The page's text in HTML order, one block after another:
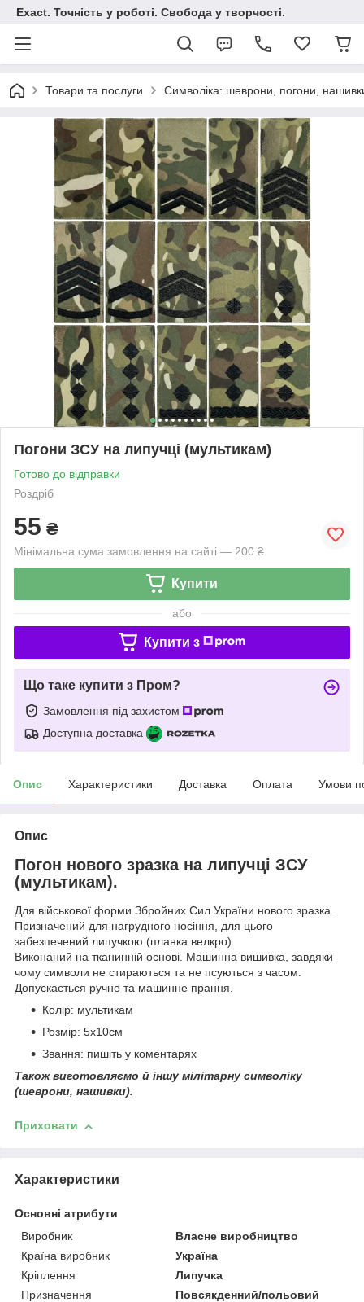
Exact. Точність у роботі. Свобода у творчості.
Товари та послуги Символіка: шеврони, погони,
Погони ЗСУ на липучці (мультикам)
Готово до відправки
Роздріб
55 ₴
Мінімальна сума замовлення на сайті — 200 ₴
Купити
або
Купити з
Що таке купити з Пром?
Замовлення під захистом
Доступна доставка
Опис Характеристики Доставка Оплата Умови
Опис
Погон нового зразка на липучці ЗСУ
(мультикам).
Для військової форми Збройних Сил України нового зразка.
Призначений для нагрудного носіння, для цього
забезпечений липучкою (планка велкро).
Виконаний на тканинній основі. Машинна вишивка, завдяки
чому символи не стираються та не псуються з часом.
Допускається ручне та машинне прання.
Колір: мультикам
Розмір: 5х10см
Звання: пишіть у коментарях
Також виготовляємо й іншу мілітарну символіку
(шеврони, нашивки).
Приховати
Характеристики
Основні атрибути
Виробник
Власне виробництво
Країна виробник
Україна
Кріплення
Липучка
Призначення
Повсякденний/польовий